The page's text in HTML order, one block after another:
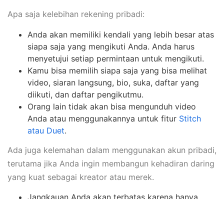
Apa saja kelebihan rekening pribadi:
Anda akan memiliki kendali yang lebih besar atas
siapa saja yang mengikuti Anda. Anda harus
menyetujui setiap permintaan untuk mengikuti.
Kamu bisa memilih siapa saja yang bisa melihat
video, siaran langsung, bio, suka, daftar yang
diikuti, dan daftar pengikutmu.
Orang lain tidak akan bisa mengunduh video
Anda atau menggunakannya untuk fitur Stitch
atau Duet.
Ada juga kelemahan dalam menggunakan akun pribadi,
terutama jika Anda ingin membangun kehadiran daring
yang kuat sebagai kreator atau merek.